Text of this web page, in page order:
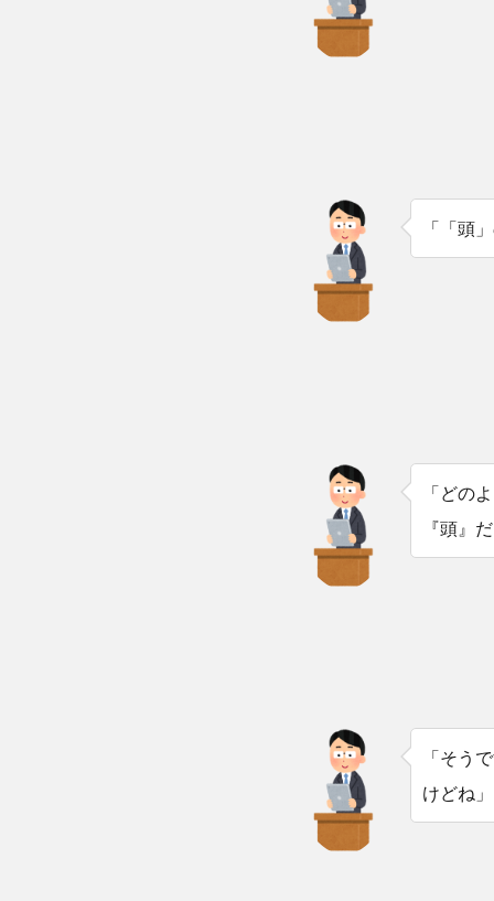
「「頭
「どの
『頭』
「そう
けどね」